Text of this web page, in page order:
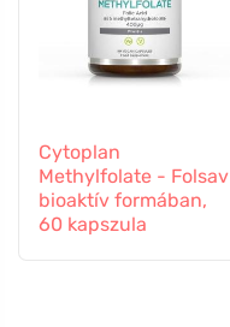
Cytoplan
Methylfolate - Folsav
bioaktív formában,
60 kapszula